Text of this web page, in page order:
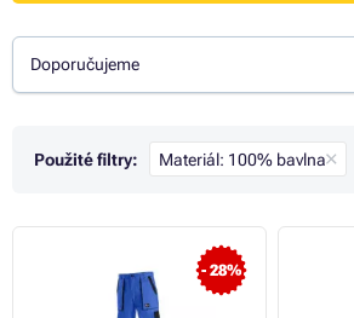
Doporučujeme
Použité filtry: Materiál: 100% bavlna
- 28%